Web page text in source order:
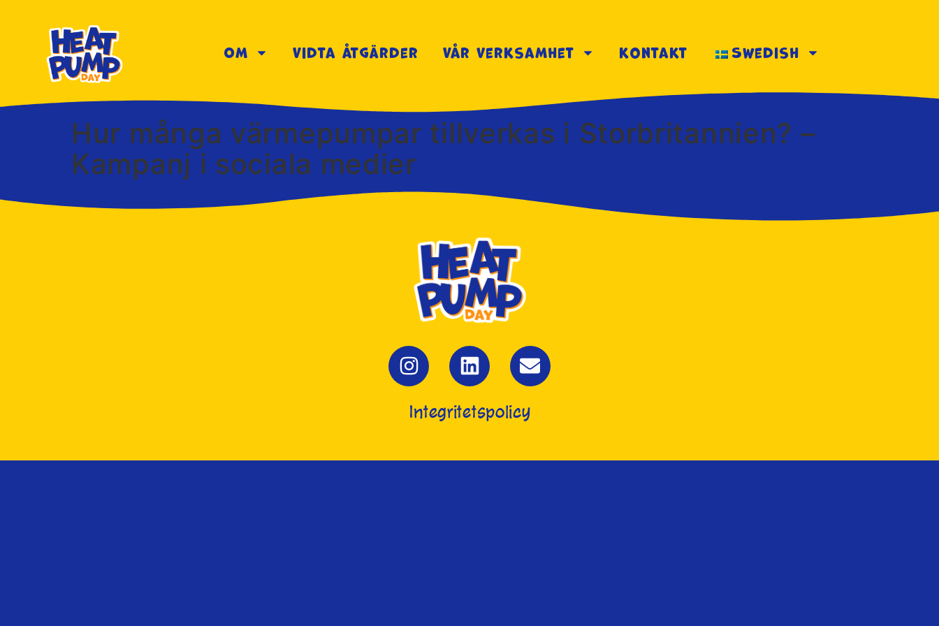
Om Vidta åtgärder Vår verksamhet kontakt Swedish
Hur många värmepumpar tillverkas i Storbritannien? –
Kampanj i sociala medier
Integritetspolicy